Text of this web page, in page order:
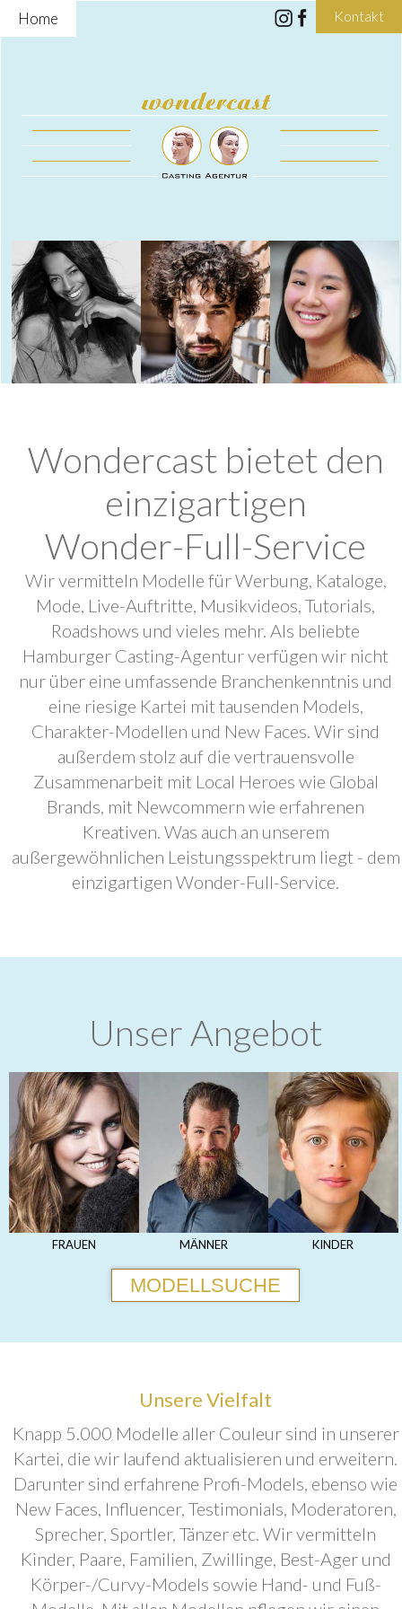
Home Kontakt
Wondercast bietet den
einzigartigen
Wonder-Full-Service
Wir vermitteln Modelle für Werbung, Kataloge,
Mode, Live-Auftritte, Musikvideos, Tutorials,
Roadshows und vieles mehr. Als beliebte
Hamburger Casting-Agentur verfügen wir nicht
nur über eine umfassende Branchenkenntnis und
eine riesige Kartei mit tausenden Models,
Charakter-Modellen und New Faces. Wir sind
außerdem stolz auf die vertrauensvolle
Zusammenarbeit mit Local Heroes wie Global
Brands, mit Newcommern wie erfahrenen
Kreativen. Was auch an unserem
außergewöhnlichen Leistungsspektrum liegt - dem
einzigartigen Wonder-Full-Service.
Unser Angebot
FRAUEN MÄNNER KINDER
MODELLSUCHE
Unsere Vielfalt
Knapp 5.000 Modelle aller Couleur sind in unserer
Kartei, die wir laufend aktualisieren und erweitern.
Darunter sind erfahrene Profi-Models, ebenso wie
New Faces, Influencer, Testimonials, Moderatoren,
Sprecher, Sportler, Tänzer etc. Wir vermitteln
Kinder, Paare, Familien, Zwillinge, Best-Ager und
Körper-/Curvy-Models sowie Hand- und Fuß-